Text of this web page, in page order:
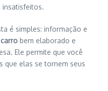
insatisfeitos.
é simples: informação e
bem elaborado e
Ele permite que você
que elas se tornem seus